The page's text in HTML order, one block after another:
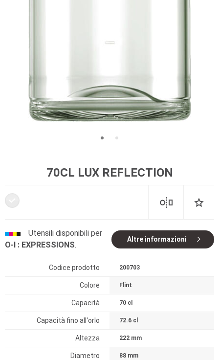
70CL LUX REFLECTION
Utensili disponibili per
O-I : EXPRESSIONS.
Altre informazioni
Codice prodotto 200703
Colore Flint
Capacità 70 cl
Capacità fino all'orlo 72.6 cl
Altezza 222 mm
Diametro 88 mm